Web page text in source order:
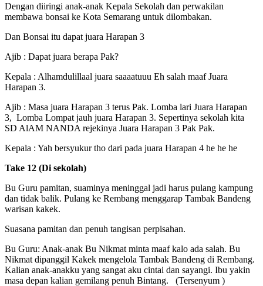
Dengan diiringi anak-anak Kepala Sekolah dan perwakilan
membawa bonsai ke Kota Semarang untuk dilombakan.
Dan Bonsai itu dapat juara Harapan 3
Ajib : Dapat juara berapa Pak?
Kepala : Alhamdulillaal juara saaaatuuu Eh salah maaf Juara
Harapan 3.
Ajib : Masa juara Harapan 3 terus Pak. Lomba lari Juara Harapan
3, Lomba Lompat jauh juara Harapan 3. Sepertinya sekolah kita
SD AlAM NANDA rejekinya Juara Harapan 3 Pak Pak.
Kepala : Yah bersyukur tho dari pada juara Harapan 4 he he he
Take 12 (Di sekolah)
Bu Guru pamitan, suaminya meninggal jadi harus pulang kampung
dan tidak balik. Pulang ke Rembang menggarap Tambak Bandeng
warisan kakek.
Suasana pamitan dan penuh tangisan perpisahan.
Bu Guru: Anak-anak Bu Nikmat minta maaf kalo ada salah. Bu
Nikmat dipanggil Kakek mengelola Tambak Bandeng di Rembang.
Kalian anak-anakku yang sangat aku cintai dan sayangi. Ibu yakin
masa depan kalian gemilang penuh Bintang. (Tersenyum )